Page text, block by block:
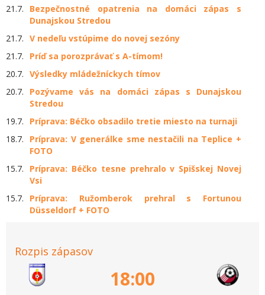
21.7.
Bezpečnostné opatrenia na domáci zápas s
Dunajskou Stredou
21.7. V nedeľu vstúpime do novej sezóny
21.7.
Príď sa porozprávať s A-tímom!
20.7. Výsledky mládežníckych tímov
20.7.
Pozývame vás na domáci zápas s Dunajskou
Stredou
19.7.
Príprava: Béčko obsadilo tretie miesto na turnaji
18.7.
Príprava: V generálke sme nestačili na Teplice +
FOTO
15.7.
Príprava: Béčko tesne prehralo v Spišskej Novej
Vsi
15.7.
Príprava: Ružomberok prehral s Fortunou
Düsseldorf + FOTO
Rozpis zápasov
18:00